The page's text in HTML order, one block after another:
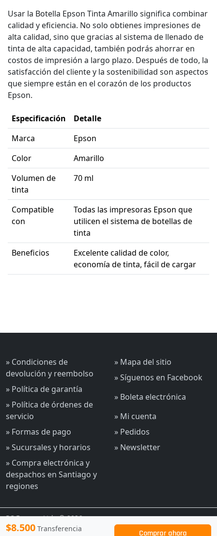
$8.500 Transferencia Comprar ahora
Usar la Botella Epson Tinta Amarillo significa combinar
calidad y eficiencia. No solo obtienes impresiones de
alta calidad, sino que gracias al sistema de llenado de
tinta de alta capacidad, también podrás ahorrar en
costos de impresión a largo plazo. Después de todo, la
satisfacción del cliente y la sostenibilidad son aspectos
que siempre están en el corazón de los productos
Epson.
Especificación
Detalle
Marca
Epson
Color
Amarillo
Volumen de
tinta
70 ml
Compatible
con
Todas las impresoras Epson que
utilicen el sistema de botellas de
tinta
Beneficios
Excelente calidad de color,
economía de tinta, fácil de cargar
» Condiciones de
devolución y reembolso
» Política de garantía
» Política de órdenes de
servicio
» Formas de pago
» Sucursales y horarios
» Compra electrónica y
despachos en Santiago y
regiones
» Mapa del sitio
» Síguenos en Facebook
» Boleta electrónica
» Mi cuenta
» Pedidos
» Newsletter
PC Express Ltda © 2026